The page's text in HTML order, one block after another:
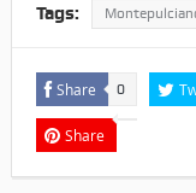
Tags:
Share 0
Share